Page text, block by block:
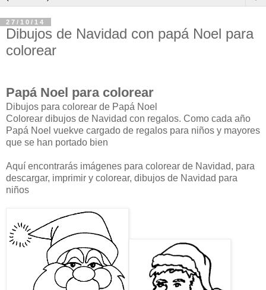
27/10/14
Dibujos de Navidad con papá Noel para
colorear
Papá Noel para colorear
Dibujos para colorear de Papá Noel
Colorear dibujos de Navidad con regalos. Como cada año
Papá Noel vuekve cargado de regalos para niños y mayores
que se han portado bien
Aquí encontrarás imágenes para colorear de Navidad, para
descargar, imprimir y colorear, dibujos de Navidad para
niños